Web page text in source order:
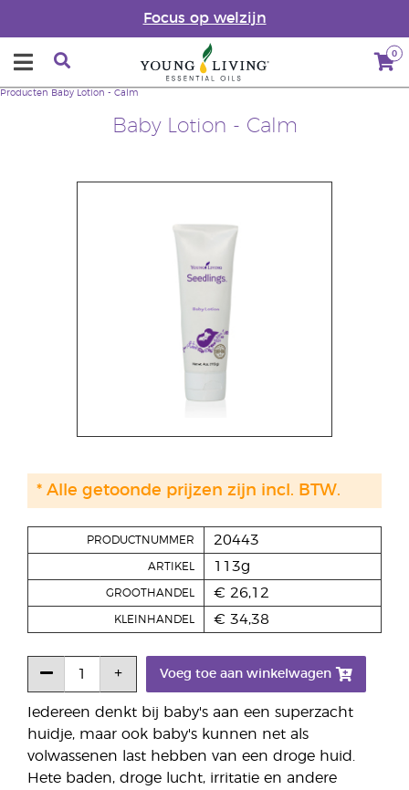
Focus op welzijn
0
Baby Lotion - Calm
Producten Baby Lotion - Calm
Iedereen denkt bij baby's aan een superzacht
huidje, maar ook baby's kunnen net als
volwassenen last hebben van een droge huid.
Hete baden, droge lucht, irritatie en andere
PRODUCTNUMMER 20443
ARTIKEL 113g
GROOTHANDEL € 26,12
KLEINHANDEL € 34,38
Voeg toe aan winkelwagen
* Alle getoonde prijzen zijn incl. BTW.